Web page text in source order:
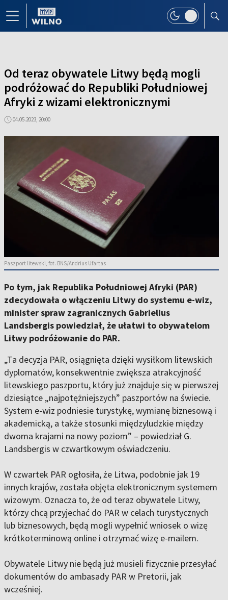
Od teraz obywatele Litwy będą mogli
podróżować do Republiki Południowej
Afryki z wizami elektronicznymi
04.05.2023, 20:00
Paszport litewski, fot. BNS/Andrius Ufartas
Po tym, jak Republika Południowej Afryki (PAR)
zdecydowała o włączeniu Litwy do systemu e-wiz,
minister spraw zagranicznych Gabrielius
Landsbergis powiedział, że ułatwi to obywatelom
Litwy podróżowanie do PAR.
„Ta decyzja PAR, osiągnięta dzięki wysiłkom litewskich
dyplomatów, konsekwentnie zwiększa atrakcyjność
litewskiego paszportu, który już znajduje się w pierwszej
dziesiątce „najpotężniejszych” paszportów na świecie.
System e-wiz podniesie turystykę, wymianę biznesową i
akademicką, a także stosunki międzyludzkie między
dwoma krajami na nowy poziom” – powiedział G.
Landsbergis w czwartkowym oświadczeniu.
W czwartek PAR ogłosiła, że Litwa, podobnie jak 19
innych krajów, została objęta elektronicznym systemem
wizowym. Oznacza to, że od teraz obywatele Litwy,
którzy chcą przyjechać do PAR w celach turystycznych
lub biznesowych, będą mogli wypełnić wniosek o wizę
krótkoterminową online i otrzymać wizę e-mailem.
Obywatele Litwy nie będą już musieli fizycznie przesyłać
dokumentów do ambasady PAR w Pretorii, jak
wcześniej.